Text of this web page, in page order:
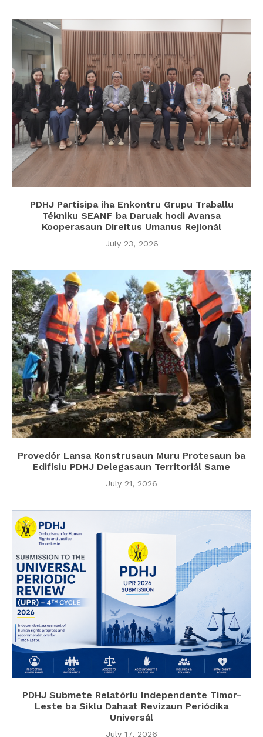
PDHJ Partisipa iha Enkontru Grupu Traballu
Tékniku SEANF ba Daruak hodi Avansa
Kooperasaun Direitus Umanus Rejionál
July 23, 2026
Provedór Lansa Konstrusaun Muru Protesaun ba
Edifísiu PDHJ Delegasaun Territoriál Same
July 21, 2026
PDHJ Submete Relatóriu Independente Timor-
Leste ba Siklu Dahaat Revizaun Periódika
Universál
July 17, 2026